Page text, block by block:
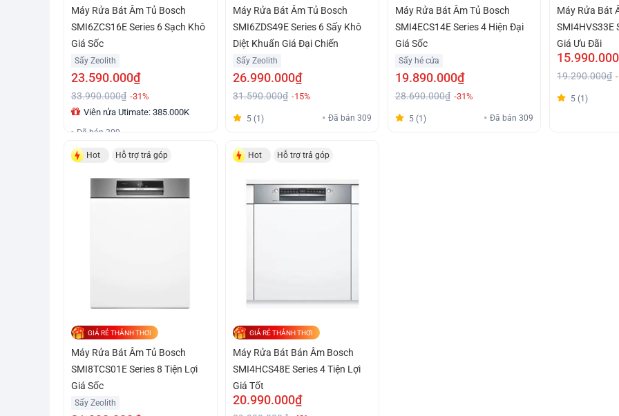
Máy Rửa Bát Âm Tủ Bosch
SMI6ZCS16E Series 6 Sạch Khô
Giá Sốc
Sấy Zeolith
23.590.000₫
33.990.000₫ -31%
Viên rửa Utimate: 385.000K
Đã bán 309
Máy Rửa Bát Âm Tủ Bosch
SMI6ZDS49E Series 6 Sấy Khô
Diệt Khuẩn Giá Đại Chiến
Sấy Zeolith
26.990.000₫
31.590.000₫ -15%
5 (1) Đã bán 309
Máy Rửa Bát Âm Tủ Bosch
SMI4ECS14E Series 4 Hiện Đại
Giá Sốc
Sấy hé cửa
19.890.000₫
28.690.000₫ -31%
5 (1) Đã bán 309
Máy Rửa Bát
SMI4HVS33E
Giá Ưu Đãi
19.290.000₫
5 (1)
Hot Hỗ trợ trả góp
GIÁ RẺ THẢNH THƠI
Máy Rửa Bát Âm Tủ Bosch
SMI8TCS01E Series 8 Tiện Lợi
Giá Sốc
Sấy Zeolith
Hot Hỗ trợ trả góp
GIÁ RẺ THẢNH THƠI
Máy Rửa Bát Bán Âm Bosch
SMI4HCS48E Series 4 Tiện Lợi
Giá Tốt
20.990.000₫